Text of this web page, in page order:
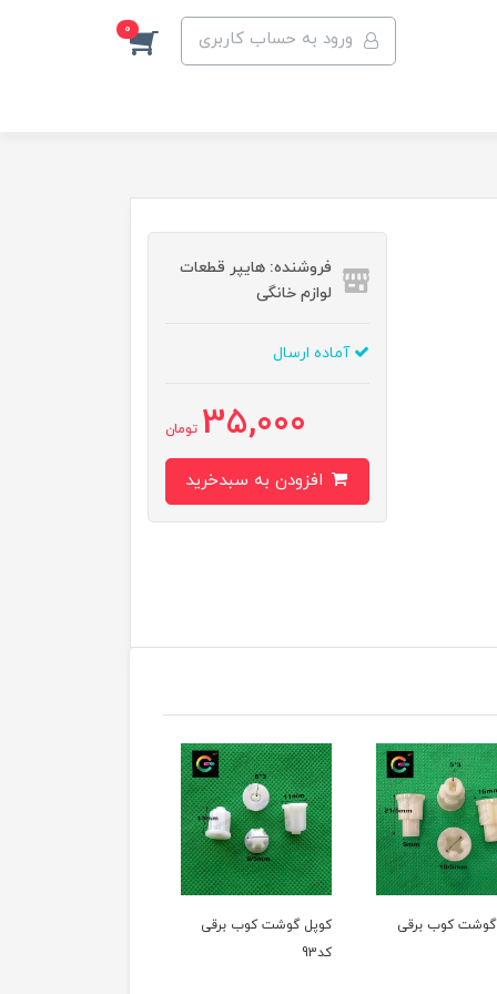
ورود به حساب کاربری 0
فروشنده: هایپر قطعات
لوازم خانگی
آماده ارسال
35,000 تومان
کوب برقی
کوپل گوشت کوب برقی
کد93